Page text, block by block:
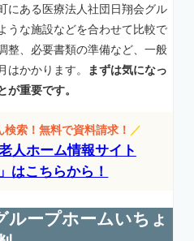
にある医療法人社団日翔会グル
うな施設などを合わせて比較で
整、必要書類の準備など、一般
はかかります。
まずは気になっ
が重要です。
索！無料で資料請求！ ／
人ホーム情報サイト
はこちらから！
ループホームいちょ